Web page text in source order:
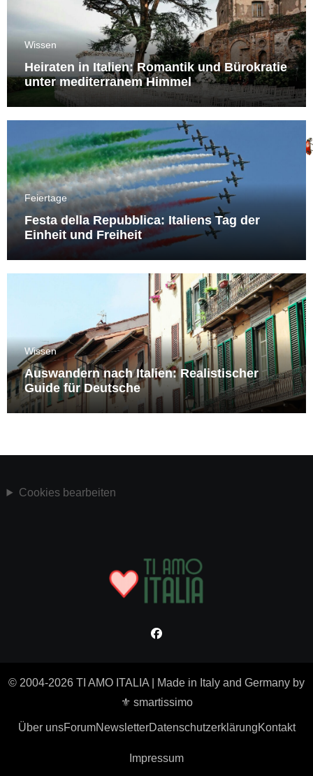
Wissen
Heiraten in Italien: Romantik und Bürokratie
unter mediterranem Himmel
Feiertage
Festa della Repubblica: Italiens Tag der
Einheit und Freiheit
Wissen
Auswandern nach Italien: Realistischer
Guide für Deutsche
Cookies bearbeiten
© 2004-2026 TI AMO ITALIA
Made in Italy and Germany by
⚜ smartissimo
Über unsForumNewsletterDatenschutzerklärungKontakt
Impressum